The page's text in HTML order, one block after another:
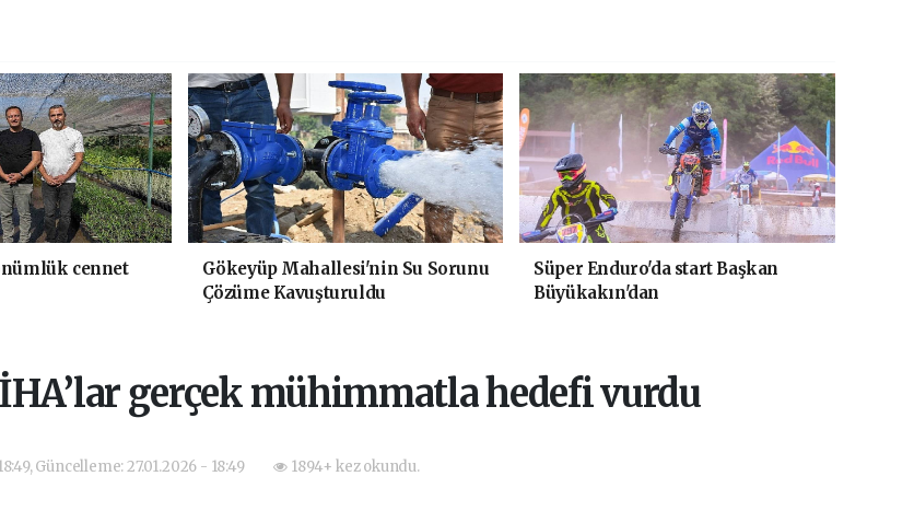
cennet
Gökeyüp Mahallesi'nin Su Sorunu
Çözüme Kavuşturuldu
Süper Enduro'da start Başkan
Büyükakın'dan
gerçek mühimmatla hedefi vurdu
Güncelleme: 27.01.2026 - 18:49 1894+ kez okundu.